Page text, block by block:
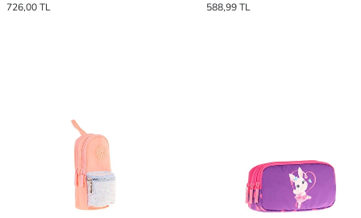
726,00 TL
588,99 TL